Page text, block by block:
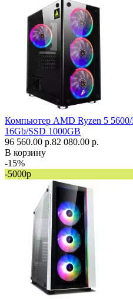
Компьютер AMD Ryzen 5
16Gb/SSD 1000GB
96 560.00 р.82 080.00 р.
В корзину
-15%
-5000р